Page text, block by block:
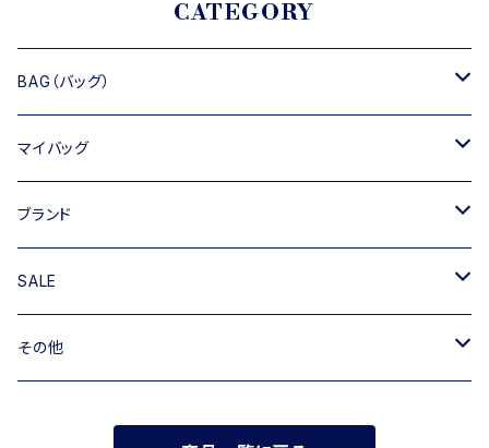
CATEGORY
BAG（バッグ）
トートバッグ
ショルダーバッグ
ハンドバッグ
ミニバッグ・クラッチバッグ
マイバッグ
キャンバス
ブランド
TIPICURREN
M rose
SALE
バッグ
その他